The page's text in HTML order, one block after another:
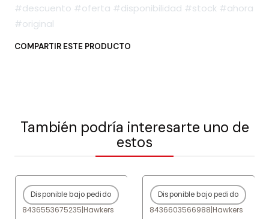
#descuento #oferta #disponibilidad #stock #ahora
#original
COMPARTIR ESTE PRODUCTO
También podría interesarte uno de
estos
-80%OFF
Agotado
Disponible bajo pedido
8436553675235|Hawkers
-80%OFF
Agotado
Disponible bajo pedido
8436603566988|Hawkers